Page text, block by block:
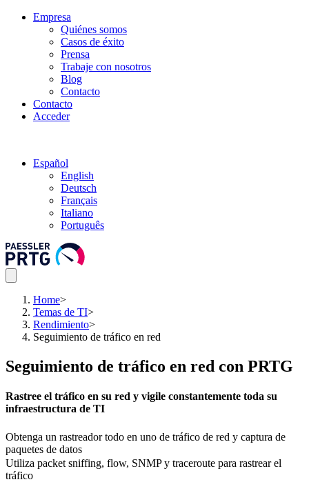
Empresa
Quiénes somos
Casos de éxito
Prensa
Trabaje con nosotros
Blog
Contacto
Contacto
Acceder
Español
English
Deutsch
Français
Italiano
Português
Home>
Temas de TI>
Rendimiento>
Seguimiento de tráfico en red
Seguimiento de tráfico en red con PRTG
Rastree el tráfico en su red y vigile constantemente toda su
infraestructura de TI
Obtenga un rastreador todo en uno de tráfico de red y captura de
paquetes de datos
Utiliza packet sniffing, flow, SNMP y traceroute para rastrear el
tráfico